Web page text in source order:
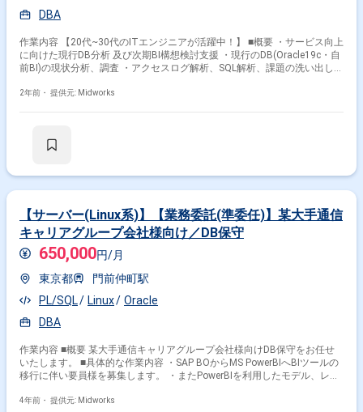
DBA
作業内容 【20代~30代のITエンジニアが活躍中！】 ■概要 ・サービス向上
に向けた現行DB分析 及び次期BI構想検討支援 ・現行のDB(Oracle19c・自
前BI)の現状分析、調査 ・アクセスログ解析、SQL解析、課題の洗い出し
討、 立案、方針決め ・次期導入製品の検討 ・その他会議体の調整、ファ
2年前・ 提供元: Midworks
【サーバー(Linux系)】【業務委託(準委任)】某大手通信
キャリアグループ会社様向け／DB保守
650,000円/月
東京都
門前仲町駅
PL/SQL
Linux
Oracle
DBA
作業内容 ■概要 某大手通信キャリアグループ会社様向けDB保守をお任せ
いたします。 ■具体的な作業内容 ・SAP BOからMS PowerBIへBIツールの
移行に伴い要員様を募集します。 ・またPowerBIを利用したモデル、レポ
追加開発、DB構築(SQL DB)その他DWH関係の作業をご対応いただきま
4年前・ 提供元: Midworks